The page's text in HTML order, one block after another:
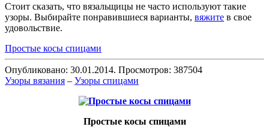
Стоит сказать, что вязальщицы не часто используют такие
узоры. Выбирайте понравившиеся варианты, вяжите в свое
удовольствие.
Простые косы спицами
Опубликовано: 30.01.2014. Просмотров: 387504
Узоры вязания – Узоры спицами
Простые косы спицами